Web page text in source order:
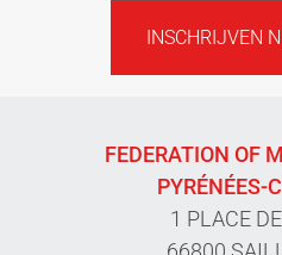
INSCHRIJVEN
FEDERATION OF
PYRÉNÉES-
1 PLACE